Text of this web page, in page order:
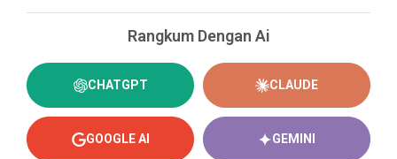
Rangkum Dengan Ai
CHATGPT CLAUDE
GOOGLE AI GEMINI